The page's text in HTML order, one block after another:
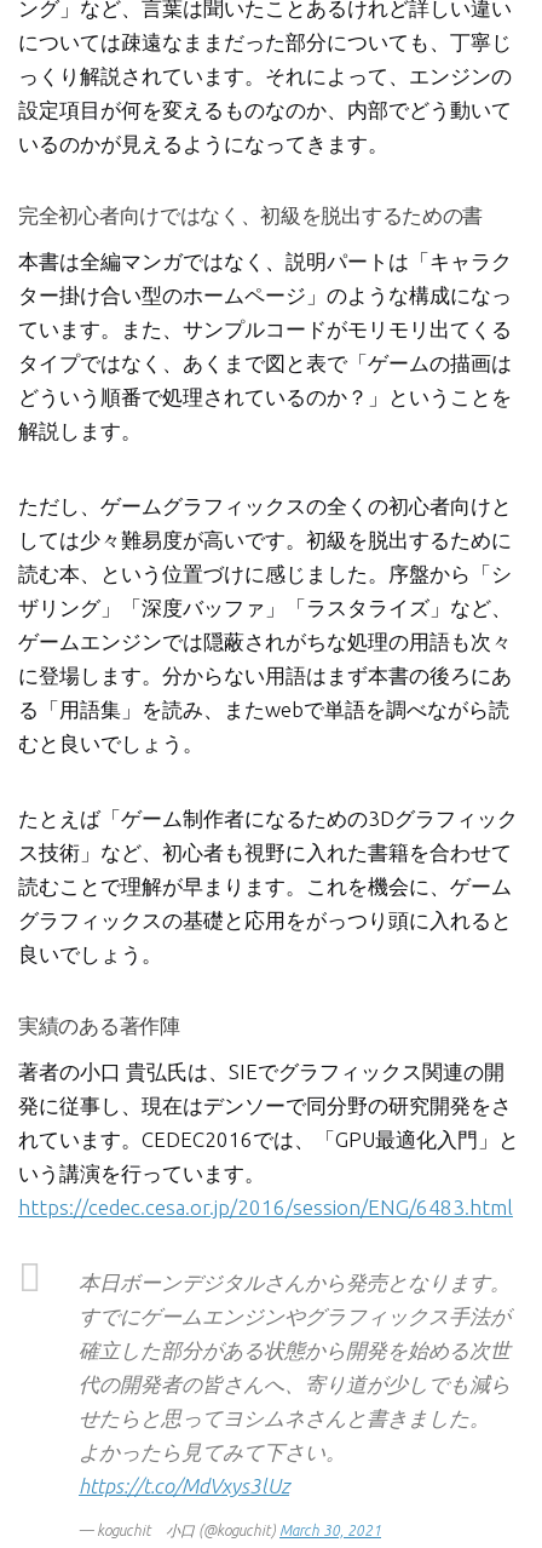
ング」など、言葉は聞いたことあるけれど詳しい違い
については疎遠なままだった部分についても、丁寧じ
っくり解説されています。それによって、エンジンの
設定項目が何を変えるものなのか、内部でどう動いて
いるのかが見えるようになってきます。
完全初心者向けではなく、初級を脱出するための書
本書は全編マンガではなく、説明パートは「キャラク
ター掛け合い型のホームページ」のような構成になっ
ています。また、サンプルコードがモリモリ出てくる
タイプではなく、あくまで図と表で「ゲームの描画は
どういう順番で処理されているのか？」ということを
解説します。
ただし、ゲームグラフィックスの全くの初心者向けと
しては少々難易度が高いです。初級を脱出するために
読む本、という位置づけに感じました。序盤から「シ
ザリング」「深度バッファ」「ラスタライズ」など、
ゲームエンジンでは隠蔽されがちな処理の用語も次々
に登場します。分からない用語はまず本書の後ろにあ
る「用語集」を読み、またwebで単語を調べながら読
むと良いでしょう。
たとえば「ゲーム制作者になるための3Dグラフィック
ス技術」など、初心者も視野に入れた書籍を合わせて
読むことで理解が早まります。これを機会に、ゲーム
グラフィックスの基礎と応用をがっつり頭に入れると
良いでしょう。
実績のある著作陣
著者の小口 貴弘氏は、SIEでグラフィックス関連の開
発に従事し、現在はデンソーで同分野の研究開発をさ
れています。CEDEC2016では、「GPU最適化入門」と
いう講演を行っています。
https://cedec.cesa.or.jp/2016/session/ENG/6483.html
本日ボーンデジタルさんから発売となります。
すでにゲームエンジンやグラフィックス手法が
確立した部分がある状態から開発を始める次世
代の開発者の皆さんへ、寄り道が少しでも減ら
せたらと思ってヨシムネさんと書きました。
よかったら見てみて下さい。
https://t.co/MdVxys3lUz
— koguchit 小口 (@koguchit) March 30, 2021